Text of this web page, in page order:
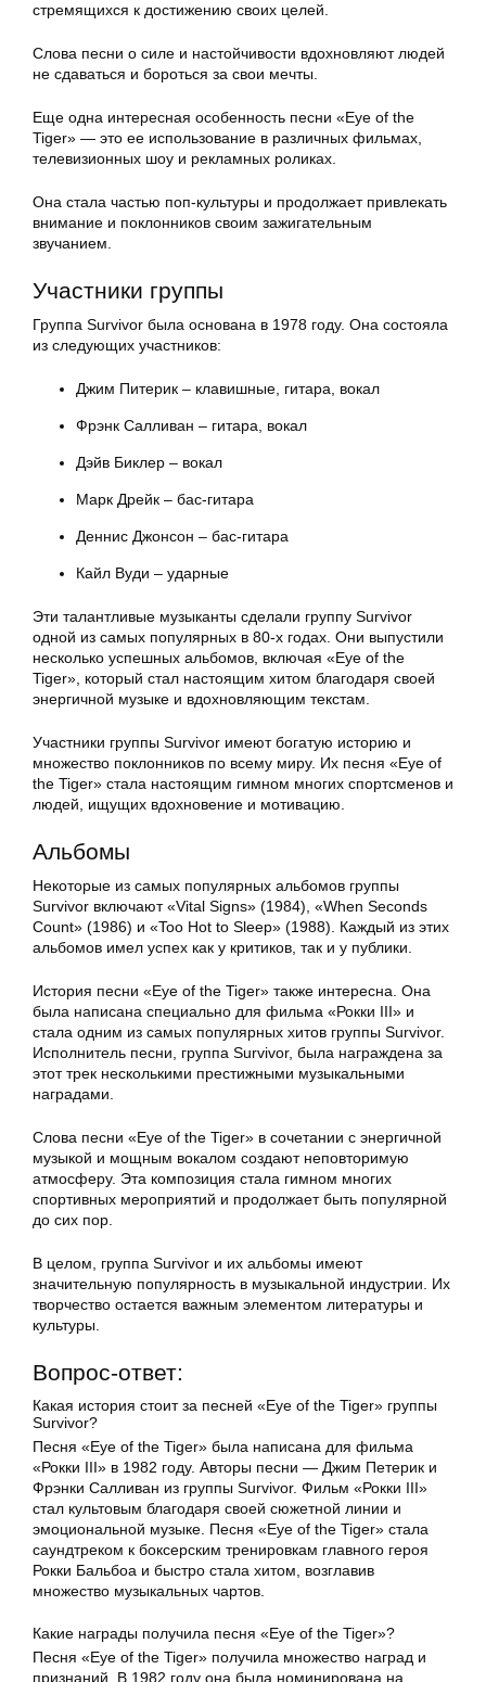
стремящихся к достижению своих целей.
Слова песни о силе и настойчивости вдохновляют людей
не сдаваться и бороться за свои мечты.
Еще одна интересная особенность песни «Eye of the
Tiger» — это ее использование в различных фильмах,
телевизионных шоу и рекламных роликах.
Она стала частью поп-культуры и продолжает привлекать
внимание и поклонников своим зажигательным
звучанием.
Участники группы
Группа Survivor была основана в 1978 году. Она состояла
из следующих участников:
Джим Питерик – клавишные, гитара, вокал
Фрэнк Салливан – гитара, вокал
Дэйв Биклер – вокал
Марк Дрейк – бас-гитара
Деннис Джонсон – бас-гитара
Кайл Вуди – ударные
Эти талантливые музыканты сделали группу Survivor
одной из самых популярных в 80-х годах. Они выпустили
несколько успешных альбомов, включая «Eye of the
Tiger», который стал настоящим хитом благодаря своей
энергичной музыке и вдохновляющим текстам.
Участники группы Survivor имеют богатую историю и
множество поклонников по всему миру. Их песня «Eye of
the Tiger» стала настоящим гимном многих спортсменов и
людей, ищущих вдохновение и мотивацию.
Альбомы
Некоторые из самых популярных альбомов группы
Survivor включают «Vital Signs» (1984), «When Seconds
Count» (1986) и «Too Hot to Sleep» (1988). Каждый из этих
альбомов имел успех как у критиков, так и у публики.
История песни «Eye of the Tiger» также интересна. Она
была написана специально для фильма «Рокки III» и
стала одним из самых популярных хитов группы Survivor.
Исполнитель песни, группа Survivor, была награждена за
этот трек несколькими престижными музыкальными
наградами.
Слова песни «Eye of the Tiger» в сочетании с энергичной
музыкой и мощным вокалом создают неповторимую
атмосферу. Эта композиция стала гимном многих
спортивных мероприятий и продолжает быть популярной
до сих пор.
В целом, группа Survivor и их альбомы имеют
значительную популярность в музыкальной индустрии. Их
творчество остается важным элементом литературы и
культуры.
Вопрос-ответ:
Какая история стоит за песней «Eye of the Tiger» группы
Survivor?
Песня «Eye of the Tiger» была написана для фильма
«Рокки III» в 1982 году. Авторы песни — Джим Петерик и
Фрэнки Салливан из группы Survivor. Фильм «Рокки III»
стал культовым благодаря своей сюжетной линии и
эмоциональной музыке. Песня «Eye of the Tiger» стала
саундтреком к боксерским тренировкам главного героя
Рокки Бальбоа и быстро стала хитом, возглавив
множество музыкальных чартов.
Какие награды получила песня «Eye of the Tiger»?
Песня «Eye of the Tiger» получила множество наград и
признаний. В 1982 году она была номинирована на